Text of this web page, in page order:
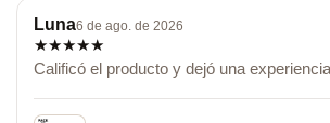
Luna6 de ago. de 2026
★★★★★
Calificó el producto y dejó una